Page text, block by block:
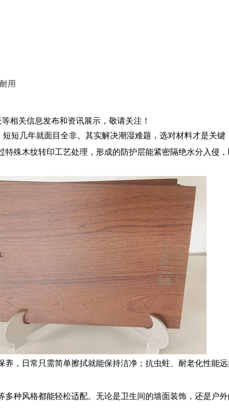
用
相关信息发布和资讯展示，敬请关注！
短几年就面目全非。其实解决潮湿难题，选对材料才是关键
殊木纹转印工艺处理，形成的防护层能紧密隔绝水分入侵
，日常只需简单擦拭就能保持洁净；抗虫蛀、耐老化性能
种风格都能轻松适配。无论是卫生间的墙面装饰，还是户